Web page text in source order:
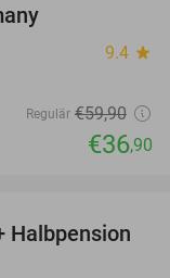
9.4 star
Regulär €59,90
€36,90
52%
Halbpension